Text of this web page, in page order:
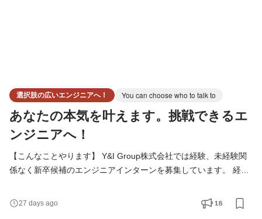
選択肢の広いエンジニアへ！ You can choose who to talk to
あなたの本気を叶えます。挑戦できるエ
ンジニアへ！
【こんなことやります】 Y&I Group株式会社では経験、未経験関
係なく新卒候補のエンジニアインターンを募集しています。 経験
ては、自社開発しているシステムの開発現場にステップアップす
27 days ago 18